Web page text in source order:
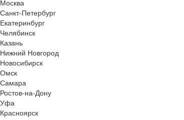
Москва
Санкт-Петербург
Екатеринбург
Челябинск
Казань
Нижний Новгород
Новосибирск
Омск
Самара
Ростов-на-Дону
Уфа
Красноярск